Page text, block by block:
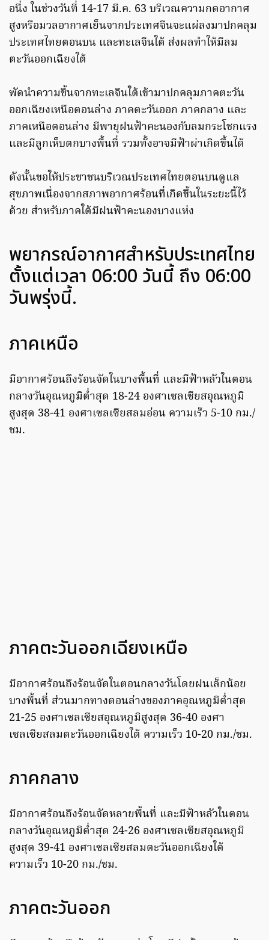
อนึ่ง ในช่วงวันที่ 14-17 มี.ค. 63 บริเวณความกดอากาศ
สูงหรือมวลอากาศเย็นจากประเทศจีนจะแผ่ลงมาปกคลุม
ประเทศไทยตอนบน และทะเลจีนใต้ ส่งผลทำให้มีลม
ตะวันออกเฉียงใต้
พัดนำความชื้นจากทะเลจีนใต้เข้ามาปกคลุมภาคตะวัน
ออกเฉียงเหนือตอนล่าง ภาคตะวันออก ภาคกลาง และ
ภาคเหนือตอนล่าง มีพายุฝนฟ้าคะนองกับลมกระโชกแรง
และมีลูกเห็บตกบางพื้นที่ รวมทั้งอาจมีฟ้าผ่าเกิดขึ้นได้
ดังนั้นขอให้ประชาชนบริเวณประเทศไทยตอนบนดูแล
สุขภาพเนื่องจากสภาพอากาศร้อนที่เกิดขึ้นในระยะนี้ไว้
ด้วย สำหรับภาคใต้มีฝนฟ้าคะนองบางแห่ง
พยากรณ์อากาศสำหรับประเทศไทย
ตั้งแต่เวลา 06:00 วันนี้ ถึง 06:00
วันพรุ่งนี้.
ภาคเหนือ
มีอากาศร้อนถึงร้อนจัดในบางพื้นที่ และมีฟ้าหลัวในตอน
กลางวันอุณหภูมิต่ำสุด 18-24 องศาเซลเซียสอุณหภูมิ
สูงสุด 38-41 องศาเซลเซียสลมอ่อน ความเร็ว 5-10 กม./
ชม.
ภาคตะวันออกเฉียงเหนือ
มีอากาศร้อนถึงร้อนจัดในตอนกลางวันโดยฝนเล็กน้อย
บางพื้นที่ ส่วนมากทางตอนล่างของภาคอุณหภูมิต่ำสุด
21-25 องศาเซลเซียสอุณหภูมิสูงสุด 36-40 องศา
เซลเซียสลมตะวันออกเฉียงใต้ ความเร็ว 10-20 กม./ชม.
ภาคกลาง
มีอากาศร้อนถึงร้อนจัดหลายพื้นที่ และมีฟ้าหลัวในตอน
กลางวันอุณหภูมิต่ำสุด 24-26 องศาเซลเซียสอุณหภูมิ
สูงสุด 39-41 องศาเซลเซียสลมตะวันออกเฉียงใต้
ความเร็ว 10-20 กม./ชม.
ภาคตะวันออก